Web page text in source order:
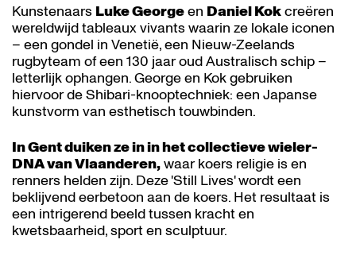
Kunstenaars Luke Georgeen Daniel Kokcreëren
wereldwijd tableaux vivants waarin ze lokale iconen
– een gondel in Venetië, een Nieuw-Zeelands
rugbyteam of een 130 jaar oud Australisch schip –
letterlijk ophangen. George en Kok gebruiken
hiervoor de Shibari-knooptechniek: een Japanse
kunstvorm van esthetisch touwbinden.
In Gent duiken ze in in het collectieve wieler-
DNA van Vlaanderen,waar koers religie is en
renners helden zijn. Deze 'Still Lives' wordt een
beklijvend eerbetoon aan de koers. Het resultaat is
een intrigerend beeld tussen kracht en
kwetsbaarheid, sport en sculptuur.